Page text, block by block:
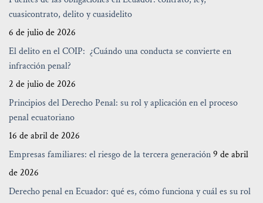
cuasicontrato, delito y cuasidelito
6 de julio de 2026
El delito en el COIP: ¿Cuándo una conducta se convierte en
infracción penal?
2 de julio de 2026
Principios del Derecho Penal: su rol y aplicación en el proceso
penal ecuatoriano
16 de abril de 2026
Empresas familiares: el riesgo de la tercera generación9 de abril
de 2026
Derecho penal en Ecuador: qué es, cómo funciona y cuál es su rol